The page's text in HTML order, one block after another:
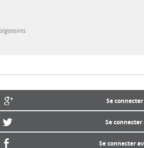
Se
Se
Se connecter